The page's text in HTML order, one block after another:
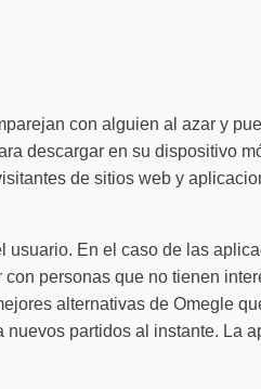
con alguien al azar y
descargar en su dispositivo
de sitios web y
En el caso de las
personas que no tienen
alternativas de Omegle
partidos al instante.